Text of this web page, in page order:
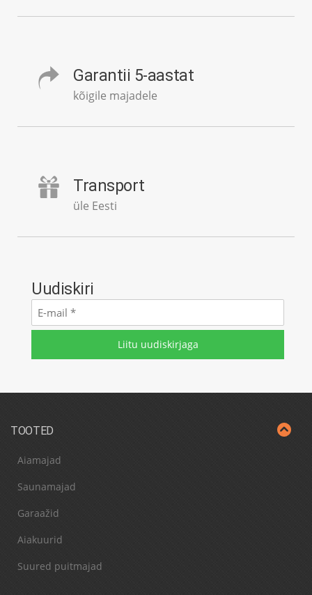
Garantii 5-aastat
kõigile majadele
Transport
üle Eesti
Uudiskiri
E-
mail
TOOTED
Aiamajad
Saunamajad
Garaažid
Aiakuurid
Suured puitmajad